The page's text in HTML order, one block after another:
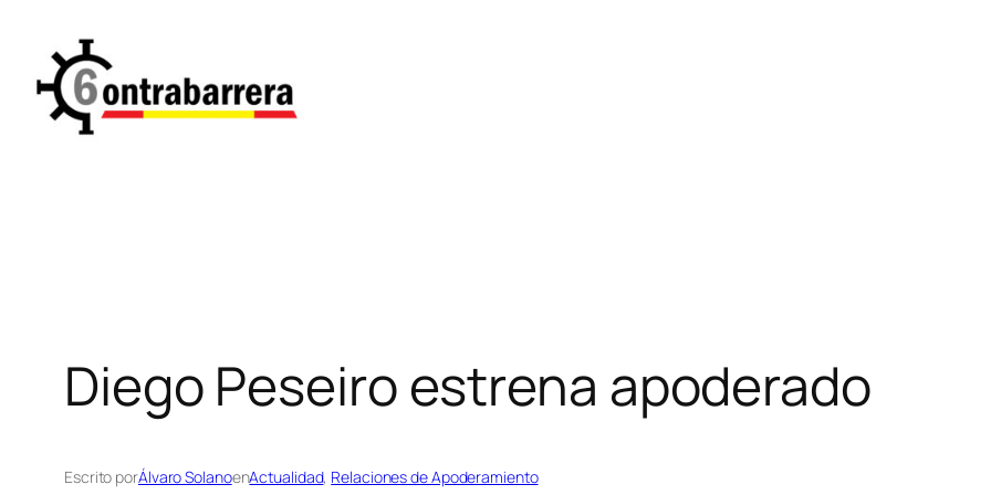
contenido
Diego Peseiro estrena apoderado
Escrito porÁlvaro SolanoenActualidad, Relaciones de Apoderamiento